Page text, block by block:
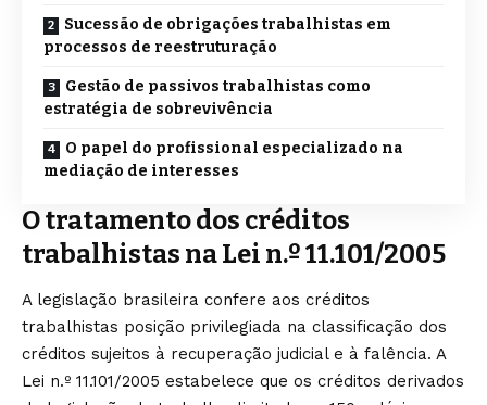
Sucessão de obrigações trabalhistas em
processos de reestruturação
Gestão de passivos trabalhistas como
estratégia de sobrevivência
O papel do profissional especializado na
mediação de interesses
O tratamento dos créditos
trabalhistas na Lei n.º 11.101/2005
A legislação brasileira confere aos créditos
trabalhistas posição privilegiada na classificação dos
créditos sujeitos à recuperação judicial e à falência. A
Lei n.º 11.101/2005 estabelece que os créditos derivados